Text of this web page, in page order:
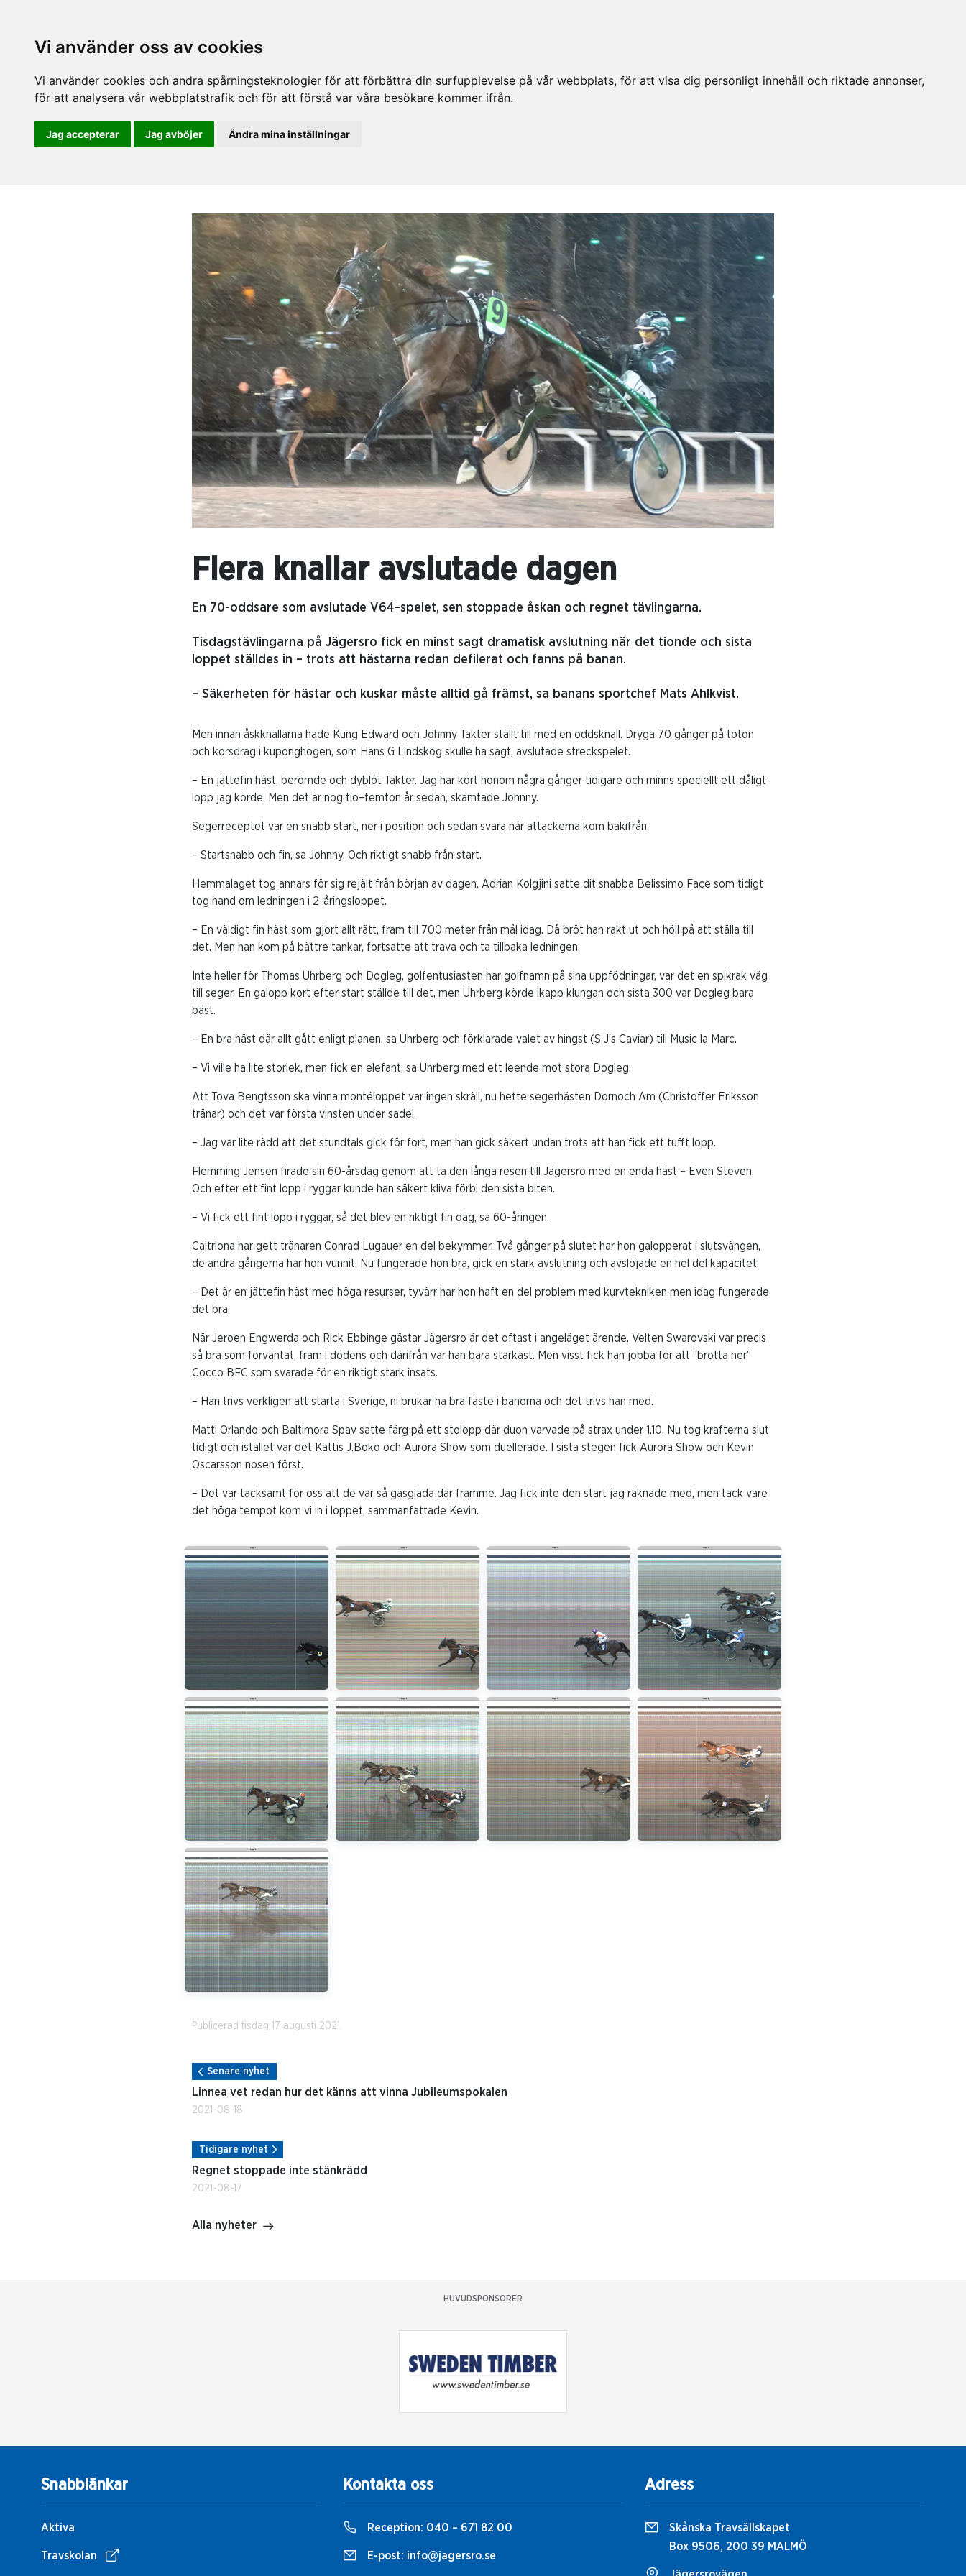
Vi använder oss av cookies
Vi använder cookies och andra spårningsteknologier för att förbättra din surfupplevelse på vår webbplats, för att visa dig personligt innehåll och riktade annonser,
för att analysera vår webbplatstrafik och för att förstå var våra besökare kommer ifrån.
Jag accepterar Jag avböjer Ändra mina inställningar
Flera knallar avslutade dagen
En 70-oddsare som avslutade V64–spelet, sen stoppade åskan och regnet tävlingarna.
Tisdagstävlingarna på Jägersro fick en minst sagt dramatisk avslutning när det tionde och sista
loppet ställdes in – trots att hästarna redan defilerat och fanns på banan.
– Säkerheten för hästar och kuskar måste alltid gå främst, sa banans sportchef Mats Ahlkvist.
Men innan åskknallarna hade Kung Edward och Johnny Takter ställt till med en oddsknall. Dryga 70 gånger på toton
och korsdrag i kuponghögen, som Hans G Lindskog skulle ha sagt, avslutade streckspelet.
– En jättefin häst, berömde och dyblöt Takter. Jag har kört honom några gånger tidigare och minns speciellt ett dåligt
lopp jag körde. Men det är nog tio–femton år sedan, skämtade Johnny.
Segerreceptet var en snabb start, ner i position och sedan svara när attackerna kom bakifrån.
– Startsnabb och fin, sa Johnny. Och riktigt snabb från start.
Hemmalaget tog annars för sig rejält från början av dagen. Adrian Kolgjini satte dit snabba Belissimo Face som tidigt
tog hand om ledningen i 2-åringsloppet.
– En väldigt fin häst som gjort allt rätt, fram till 700 meter från mål idag. Då bröt han rakt ut och höll på att ställa till
det. Men han kom på bättre tankar, fortsatte att trava och ta tillbaka ledningen.
Inte heller för Thomas Uhrberg och Dogleg, golfentusiasten har golfnamn på sina uppfödningar, var det en spikrak väg
till seger. En galopp kort efter start ställde till det, men Uhrberg körde ikapp klungan och sista 300 var Dogleg bara
bäst.
– En bra häst där allt gått enligt planen, sa Uhrberg och förklarade valet av hingst (S J’s Caviar) till Music la Marc.
– Vi ville ha lite storlek, men fick en elefant, sa Uhrberg med ett leende mot stora Dogleg.
Att Tova Bengtsson ska vinna montéloppet var ingen skräll, nu hette segerhästen Dornoch Am (Christoffer Eriksson
tränar) och det var första vinsten under sadel.
– Jag var lite rädd att det stundtals gick för fort, men han gick säkert undan trots att han fick ett tufft lopp.
Flemming Jensen firade sin 60-årsdag genom att ta den långa resen till Jägersro med en enda häst – Even Steven.
Och efter ett fint lopp i ryggar kunde han säkert kliva förbi den sista biten.
– Vi fick ett fint lopp i ryggar, så det blev en riktigt fin dag, sa 60-åringen.
Caitriona har gett tränaren Conrad Lugauer en del bekymmer. Två gånger på slutet har hon galopperat i slutsvängen,
de andra gångerna har hon vunnit. Nu fungerade hon bra, gick en stark avslutning och avslöjade en hel del kapacitet.
– Det är en jättefin häst med höga resurser, tyvärr har hon haft en del problem med kurvtekniken men idag fungerade
det bra.
När Jeroen Engwerda och Rick Ebbinge gästar Jägersro är det oftast i angeläget ärende. Velten Swarovski var precis
så bra som förväntat, fram i dödens och därifrån var han bara starkast. Men visst fick han jobba för att ”brotta ner”
Cocco BFC som svarade för en riktigt stark insats.
– Han trivs verkligen att starta i Sverige, ni brukar ha bra fäste i banorna och det trivs han med.
Matti Orlando och Baltimora Spav satte färg på ett stolopp där duon varvade på strax under 1.10. Nu tog krafterna slut
tidigt och istället var det Kattis J.Boko och Aurora Show som duellerade. I sista stegen fick Aurora Show och Kevin
Oscarsson nosen först.
– Det var tacksamt för oss att de var så gasglada där framme. Jag fick inte den start jag räknade med, men tack vare
det höga tempot kom vi in i loppet, sammanfattade Kevin.
Publicerad tisdag 17 augusti 2021.
Senare nyhet
Linnea vet redan hur det känns att vinna Jubileumspokalen
2021-08-18
Tidigare nyhet
Regnet stoppade inte stänkrädd
2021-08-17
Alla nyheter
HUVUDSPONSORER
Snabblänkar
Aktiva
Travskolan
Kontakta oss
Reception: 040 – 671 82 00
E-post: info@jagersro.se
Adress
Skånska Travsällskapet
Box 9506, 200 39 MALMÖ